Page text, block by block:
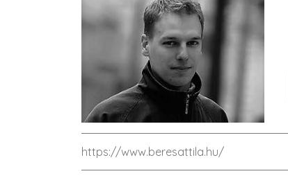
https://www.beresattila.hu/